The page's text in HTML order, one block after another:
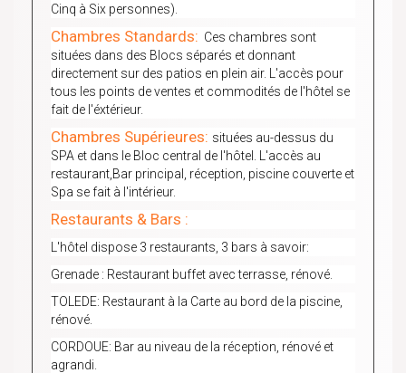
Cinq à Six personnes).
Chambres Standards: Ces chambres sont
situées dans des Blocs séparés et donnant
directement sur des patios en plein air. L'accès pour
tous les points de ventes et commodités de l'hôtel se
fait de l'éxtérieur.
Chambres Supérieures: situées au-dessus du
SPA et dans le Bloc central de l'hôtel. L'accès au
restaurant,Bar principal, réception, piscine couverte et
Spa se fait à l'intérieur.
Restaurants & Bars :
L'hôtel dispose 3 restaurants, 3 bars à savoir:
Grenade : Restaurant buffet avec terrasse, rénové.
TOLEDE: Restaurant à la Carte au bord de la piscine,
rénové.
CORDOUE: Bar au niveau de la réception, rénové et
agrandi.